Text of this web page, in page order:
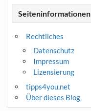
Seiteninformationen
Rechtliches
Datenschutz
Impressum
Lizensierung
tipps4you.net
Über dieses Blog